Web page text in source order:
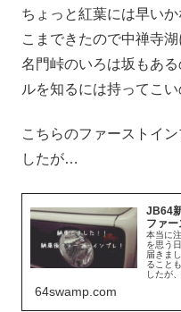
ちょっと紅葉には早い
こまできたので中禅寺湖
名門峠のいろは坂もあ
ルを知るには持ってこい
こちらのファーストイ
したが…
JB64
ファー
本当に
を思う
届きま
ること
したが
64swamp.com